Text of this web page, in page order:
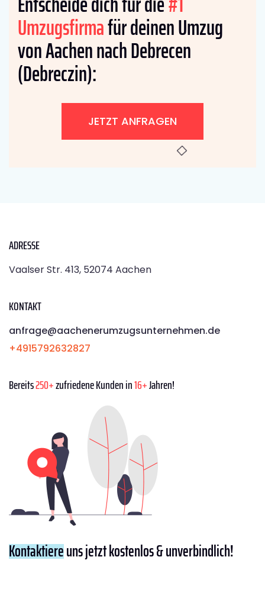
Umzugsfirmafür deinen Umzug
von Aachen nach Debrecen
(Debreczin):
JETZT ANFRAGEN
ADRESSE
Vaalser Str. 413, 52074 Aachen
KONTAKT
anfrage@aachenerumzugsunternehmen.de
+4915792632827
Bereits250+zufriedene Kunden in16+Jahren!
Kontaktiereuns jetzt kostenlos & unverbindlich!